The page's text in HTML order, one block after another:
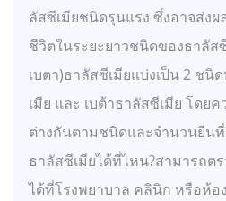
ลัสซีเมียชนิดรุนแรง ซึ่งอาจส่
ชีวิตในระยะยาวชนิดของธาลัส
เบตา)ธาลัสซีเมียแบ่งเป็น 2 ช
เมีย และ เบต้าธาลัสซีเมีย โดย
ต่างกันตามชนิดและจำนวนยีน
ธาลัสซีเมียได้ที่ไหน?สามารถต
ได้ที่โรงพยาบาล คลินิก หรือห้อ